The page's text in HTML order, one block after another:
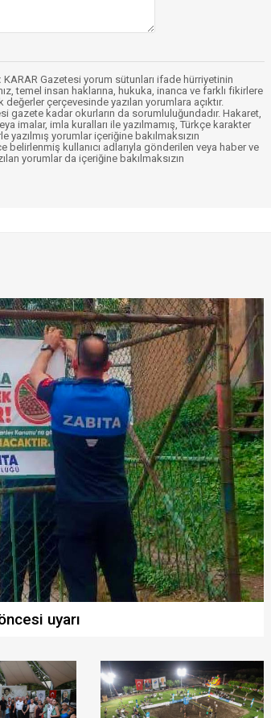
KARAR Gazetesi yorum sütunları ifade hürriyetinin
temel insan haklarına, hukuka, inanca ve farklı fikirlere
çerçevesinde yazılan yorumlara açıktır.
gazete kadar okurların da sorumluluğundadır. Hakaret,
imalar, imla kuralları ile yazılmamış, Türkçe karakter
yazılmış yorumlar içeriğine bakılmaksızın
belirlenmiş kullanıcı adlarıyla gönderilen veya haber ve
yorumlar da içeriğine bakılmaksızın
uyarı